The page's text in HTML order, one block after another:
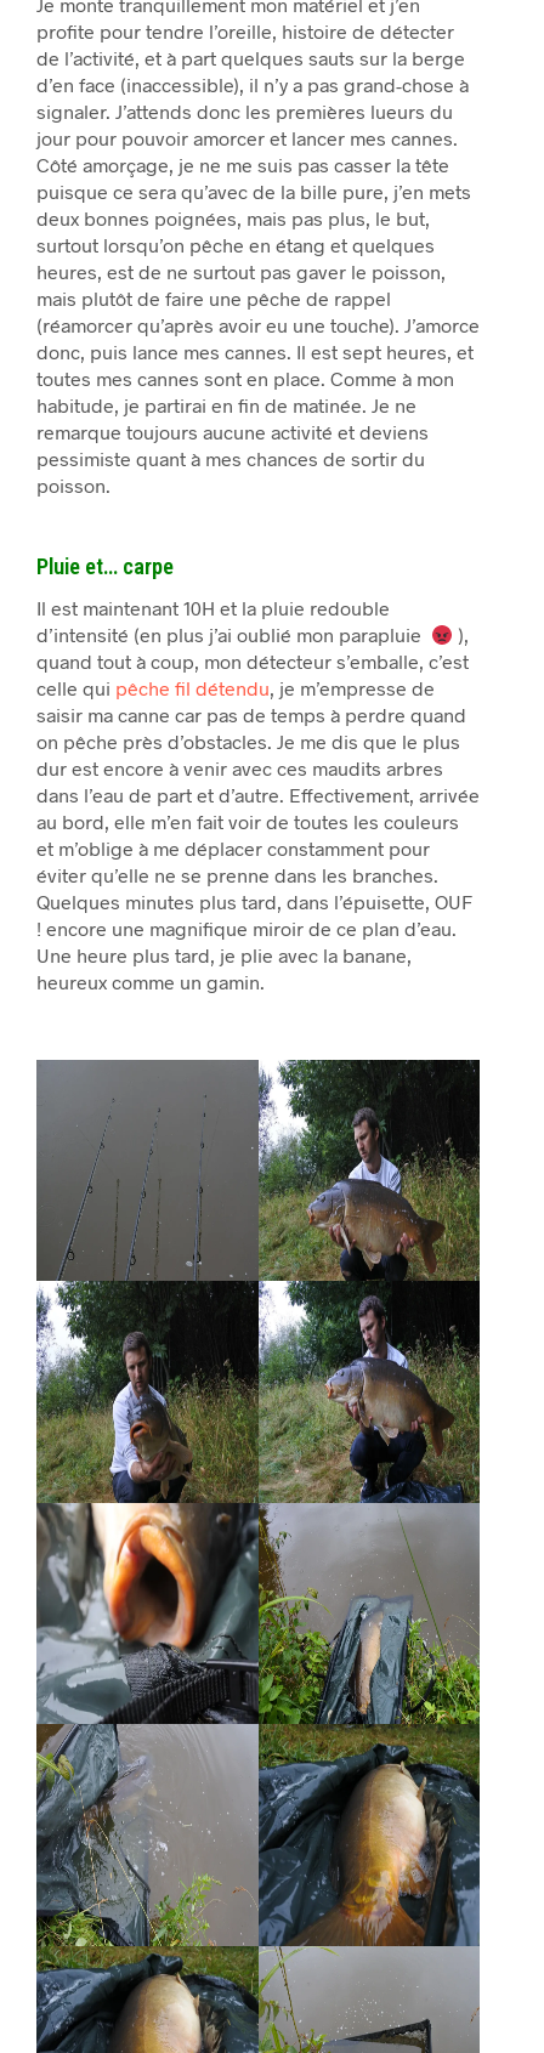
profite pour tendre l’oreille, histoire de détecter
de l’activité, et à part quelques sauts sur la berge
d’en face (inaccessible), il n’y a pas grand-chose à
signaler. J’attends donc les premières lueurs du
jour pour pouvoir amorcer et lancer mes cannes.
Côté amorçage, je ne me suis pas casser la tête
puisque ce sera qu’avec de la bille pure, j’en mets
deux bonnes poignées, mais pas plus, le but,
surtout lorsqu’on pêche en étang et quelques
heures, est de ne surtout pas gaver le poisson,
mais plutôt de faire une pêche de rappel
(réamorcer qu’après avoir eu une touche). J’amorce
donc, puis lance mes cannes. Il est sept heures, et
toutes mes cannes sont en place. Comme à mon
habitude, je partirai en fin de matinée. Je ne
remarque toujours aucune activité et deviens
pessimiste quant à mes chances de sortir du
poisson.
Pluie et… carpe
Il est maintenant 10H et la pluie redouble
d’intensité (en plus j’ai oublié mon parapluie
),
quand tout à coup, mon détecteur s’emballe, c’est
celle qui pêche fil détendu, je m’empresse de
saisir ma canne car pas de temps à perdre quand
on pêche près d’obstacles. Je me dis que le plus
dur est encore à venir avec ces maudits arbres
dans l’eau de part et d’autre. Effectivement, arrivée
au bord, elle m’en fait voir de toutes les couleurs
et m’oblige à me déplacer constamment pour
éviter qu’elle ne se prenne dans les branches.
Quelques minutes plus tard, dans l’épuisette, OUF
! encore une magnifique miroir de ce plan d’eau.
Une heure plus tard, je plie avec la banane,
heureux comme un gamin.